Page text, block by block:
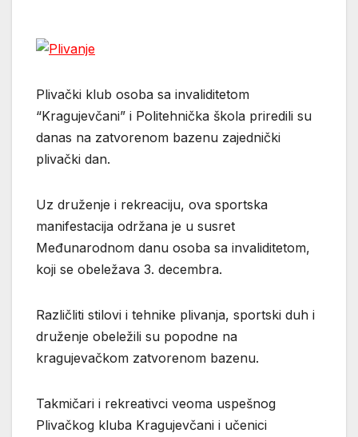
Plivački klub osoba sa invaliditetom
“Kragujevčani” i Politehnička škola priredili su
danas na zatvorenom bazenu zajednički
plivački dan.
Uz druženje i rekreaciju, ova sportska
manifestacija održana je u susret
Međunarodnom danu osoba sa invaliditetom,
koji se obeležava 3. decembra.
Različliti stilovi i tehnike plivanja, sportski duh i
druženje obeležili su popodne na
kragujevačkom zatvorenom bazenu.
Takmičari i rekreativci veoma uspešnog
Plivačkog kluba Kragujevčani i učenici